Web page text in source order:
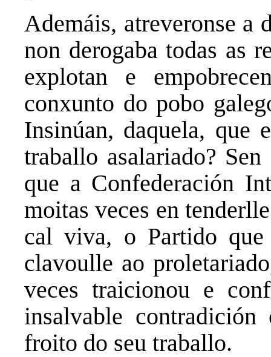
Ademáis, atreveronse a
non derogaba todas as
explotan e
conxunto do pobo
Insinúan, daquela, que
traballo asalariado?
que a Confederación
moitas veces en
cal viva, o Partido que
clavoulle ao
veces traicionou e
insalvable
froito do seu traballo.